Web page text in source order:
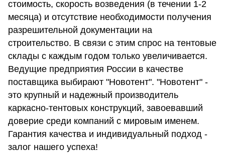
стоимость, скорость возведения (в течении 1-2
месяца) и отсутствие необходимости получения
разрешительной документации на
строительство. В связи с этим спрос на тентовые
склады с каждым годом только увеличивается.
Ведущие предприятия России в качестве
поставщика выбирают "Новотент". "Новотент" -
это крупный и надежный производитель
каркасно-тентовых конструкций, завоевавший
доверие среди компаний с мировым именем.
Гарантия качества и индивидуальный подход -
залог нашего успеха!